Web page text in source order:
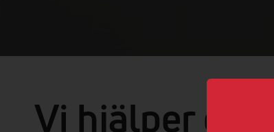
Vi hjälper dig